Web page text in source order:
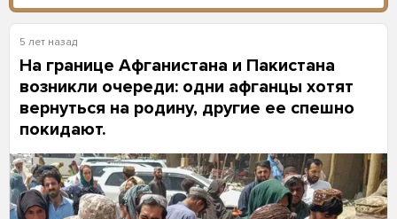
5 лет назад
На границе Афганистана и Пакистана
возникли очереди: одни афганцы хотят
вернуться на родину, другие ее спешно
покидают.